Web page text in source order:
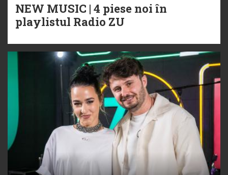
NEW MUSIC | 4 piese noi în
playlistul Radio ZU